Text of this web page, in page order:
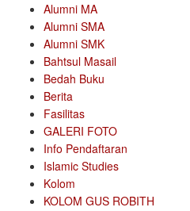
Alumni MA
Alumni SMA
Alumni SMK
Bahtsul Masail
Bedah Buku
Berita
Fasilitas
GALERI FOTO
Info Pendaftaran
Islamic Studies
Kolom
KOLOM GUS ROBITH